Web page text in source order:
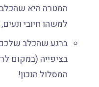
המטרה היא
למשהו חיובי
ברגע שהכלב
בציפייה (במקום
המסלול הנכון!